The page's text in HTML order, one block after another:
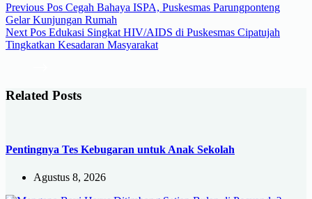
Previous Pos Cegah Bahaya ISPA, Puskesmas Parungponteng
Gelar Kunjungan Rumah
Next Pos Edukasi Singkat HIV/AIDS di Puskesmas Cipatujah
Tingkatkan Kesadaran Masyarakat
Related Posts
Pentingnya Tes Kebugaran untuk Anak Sekolah
Agustus 8, 2026